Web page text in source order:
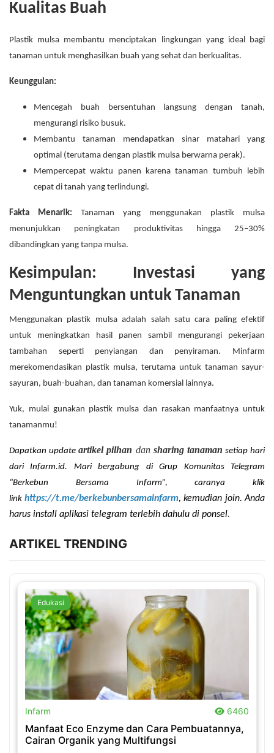
Kualitas Buah
Plastik mulsa membantu menciptakan lingkungan yang ideal bagi
tanaman untuk menghasilkan buah yang sehat dan berkualitas.
Keunggulan:
Mencegah buah bersentuhan langsung dengan tanah,
mengurangi risiko busuk.
Membantu tanaman mendapatkan sinar matahari yang
optimal (terutama dengan plastik mulsa berwarna perak).
Mempercepat waktu panen karena tanaman tumbuh lebih
cepat di tanah yang terlindungi.
Fakta Menarik: Tanaman yang menggunakan plastik mulsa
menunjukkan peningkatan produktivitas hingga 25–30%
dibandingkan yang tanpa mulsa.
Kesimpulan: Investasi yang
Menguntungkan untuk Tanaman
Menggunakan plastik mulsa adalah salah satu cara paling efektif
untuk meningkatkan hasil panen sambil mengurangi pekerjaan
tambahan seperti penyiangan dan penyiraman. Minfarm
merekomendasikan plastik mulsa, terutama untuk tanaman sayur-
sayuran, buah-buahan, dan tanaman komersial lainnya.
Yuk, mulai gunakan plastik mulsa dan rasakan manfaatnya untuk
tanamanmu!
Dapatkan updateartikel pilhan dan sharing tanaman setiap hari
dari Infarm.id. Mari bergabung di Grup Komunitas Telegram
“Berkebun Bersama Infarm”, caranya klik
link https://t.me/berkebunbersamainfarm, kemudian join. Anda
harus install aplikasi telegram terlebih dahulu di ponsel.
ARTIKEL TRENDING
Edukasi
Infarm 6460
Manfaat Eco Enzyme dan Cara Pembuatannya,
Cairan Organik yang Multifungsi